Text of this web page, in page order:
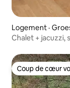
Logement ·
Chalet + jacuzzi,
Coup de cœur
Coup de cœur